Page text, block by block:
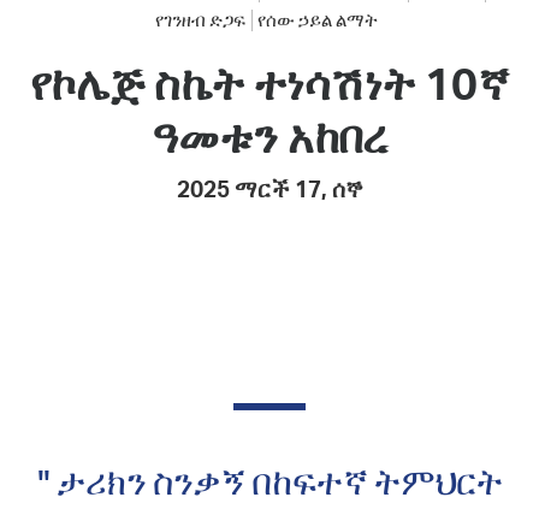
የገንዘብ ድጋፍ የሰው ኃይል ልማት
የኮሌጅ ስኬት ተነሳሽነት 10ኛ
ዓመቱን አከበረ
2025 ማርች 17, ሰኞ
" ታሪክን ስንቃኝ በከፍተኛ ትምህርት